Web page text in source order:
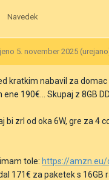
Navedek
5. november 2025
kratkim nabavil za domac
ene 190€... Skupaj z 8GB
bi zrl od oka 6W, gre za 4
tole: https://amzn.eu/
171€ za paketek s 16GB